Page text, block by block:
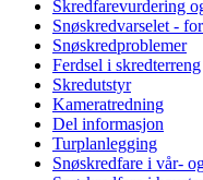
Skredfarevurdering
Snøskredvarselet -
Snøskredproblemer
Ferdsel i skredterreng
Skredutstyr
Kameratredning
Del informasjon
Turplanlegging
Snøskredfare i vår-